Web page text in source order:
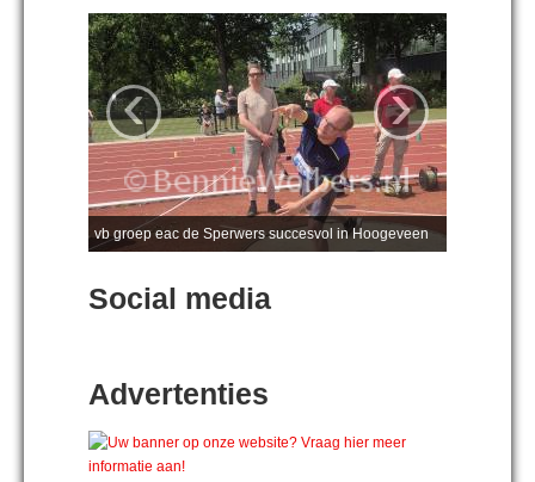
vb groep eac de Sperwers succesvol in Hoogeveen
‹ ›
Social media
Advertenties